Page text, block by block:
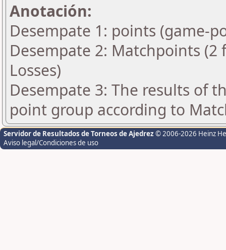
Anotación:
Desempate 1: points (game-
Desempate 2: Matchpoints
Losses)
Desempate 3: The results of
point group according to
Servidor de Resultados de Torneos de Ajedrez © 2006-2026 Heinz
Aviso legal/Condiciones de uso